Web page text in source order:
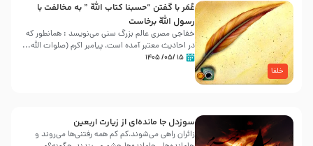
خلفا
عُمَر با گفتن “حسبنا كتاب اللّه ” به مخالفت با
رسول اللّه برخاست
خفاجی مصری عالم بزرگ سنی می‌نویسد : همانطور که
در احادیث معتبر آمده است، پیامبر اکرم (صلوات اللّه...
۱۵ /۰۵/ ۱۴۰۵
سوزدل جا مانده‌ای از زیارت اربعین
زائران راهی می‌شوند،کم‌ کم همه رفتنی‌ها می‌روند و